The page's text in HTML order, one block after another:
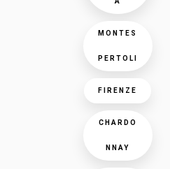
MONTES
PERTOLI
FIRENZE
CHARDO
NNAY